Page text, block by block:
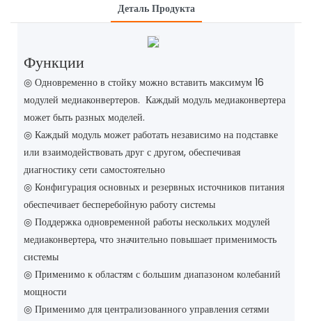
Деталь Продукта
Функции
◎ Одновременно в стойку можно вставить максимум 16
модулей медиаконвертеров. Каждый модуль медиаконвертера
может быть разных моделей.
◎ Каждый модуль может работать независимо на подставке
или взаимодействовать друг с другом, обеспечивая
диагностику сети самостоятельно
◎ Конфигурация основных и резервных источников питания
обеспечивает бесперебойную работу системы
◎ Поддержка одновременной работы нескольких модулей
медиаконвертера, что значительно повышает применимость
системы
◎ Применимо к областям с большим диапазоном колебаний
мощности
◎ Применимо для централизованного управления сетями